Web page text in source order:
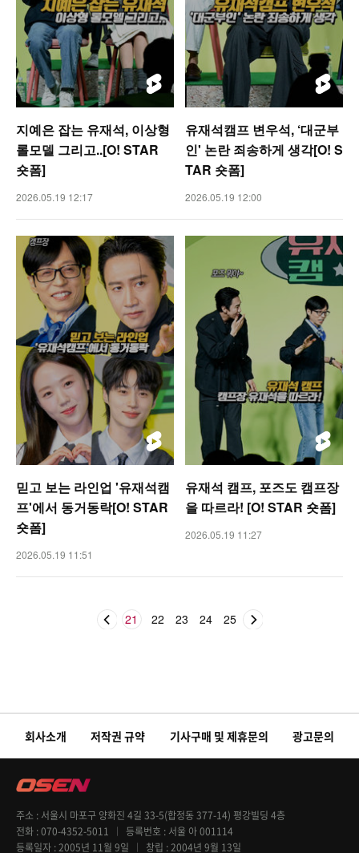
지예은 잡는 유재석, 이상형
롤모델 그리고..[O! STAR
숏폼]
2026.05.19 12:17
유재석캠프 변우석, ‘대군부
인' 논란 죄송하게 생각[O! S
TAR 숏폼]
2026.05.19 12:00
믿고 보는 라인업 '유재석캠
프'에서 동거동락[O! STAR
숏폼]
2026.05.19 11:51
유재석 캠프, 포즈도 캠프장
을 따르라! [O! STAR 숏폼]
2026.05.19 11:27
21 22 23 24 25
회사소개 저작권 규약 기사구매 및 제휴문의 광고문의
주소
서울시 마포구 양화진 4길 33-5(합정동 377-14) 평강빌딩 4층
전화 070-4352-5011 등록번호
서울 아 001114
등록일자 2005년 11월 9일 창립 2004년 9월 13일